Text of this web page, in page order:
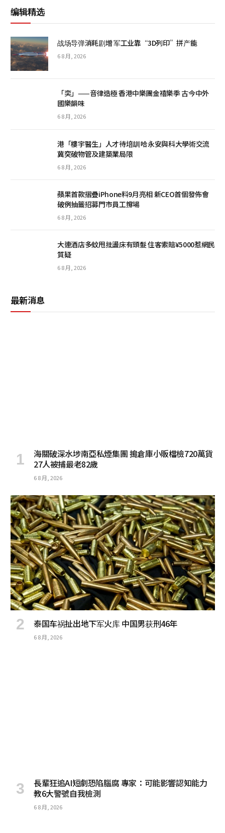
编辑精选
战场导弹消耗剧增 军工业靠“3D列印”拼产能
6 8 月, 2026
「奕」——音律造極 香港中樂團金禧樂季 古今中外
國樂韻味
6 8 月, 2026
港「樓宇醫生」人才待培訓 哈永安與科大學術交流
冀突破物管及建築業局限
6 8 月, 2026
蘋果首款摺疊iPhone料9月亮相 新CEO首個發佈會
破例抽籤招募門市員工撐場
6 8 月, 2026
大連酒店多蚊甩批盪床有頭髮 住客索賠¥5000惹網民
質疑
6 8 月, 2026
最新消息
海關破深水埗南亞私煙集團 搗倉庫小販檔檢720萬貨
27人被捕最老82歲
6 8 月, 2026
泰国车祸扯出地下军火库 中国男获刑46年
6 8 月, 2026
長輩狂追AI短劇恐陷腦腐 專家：可能影響認知能力
教6大警號自我檢測
6 8 月, 2026